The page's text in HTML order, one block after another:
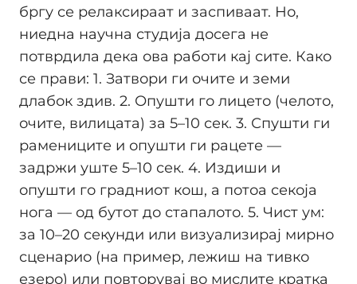
бргу се релаксираат и заспиваат. Но,
ниедна научна студија досега не
потврдила дека ова работи кај сите. Како
се прави: 1. Затвори ги очите и земи
длабок здив. 2. Опушти го лицето (челото,
очите, вилицата) за 5–10 сек. 3. Спушти ги
рамениците и опушти ги рацете —
задржи уште 5–10 сек. 4. Издиши и
опушти го градниот кош, а потоа секоја
нога — од бутот до стапалото. 5. Чист ум:
за 10–20 секунди или визуализирај мирно
сценарио (на пример, лежиш на тивко
езеро) или повторувај во мислите кратка